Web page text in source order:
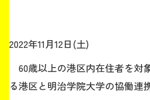
キャリア
2022年11月12日(土)
60歳以上の港区内在住者を対
る港区と明治学院大学の協働連